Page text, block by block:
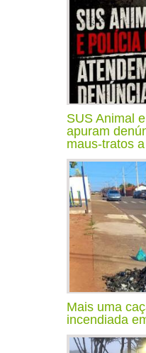
SUS Animal
apuram
maus-tratos
Mais uma
incendiada